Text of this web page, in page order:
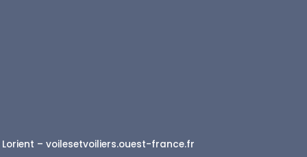
– voilesetvoiliers.ouest-france.fr